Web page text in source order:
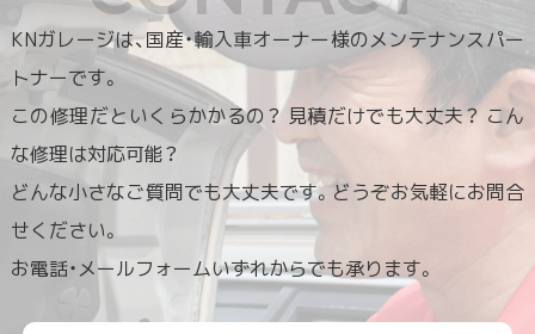
KNガレージは、国産・輸入車オーナー様のメンテナンスパー
トナーです。
この修理だといくらかかるの？ 見積だけでも大丈夫？ こん
な修理は対応可能？
どんな小さなご質問でも大丈夫です。どうぞお気軽にお問合
せください。
お電話・メールフォームいずれからでも承ります。